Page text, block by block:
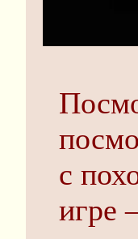
с
игре